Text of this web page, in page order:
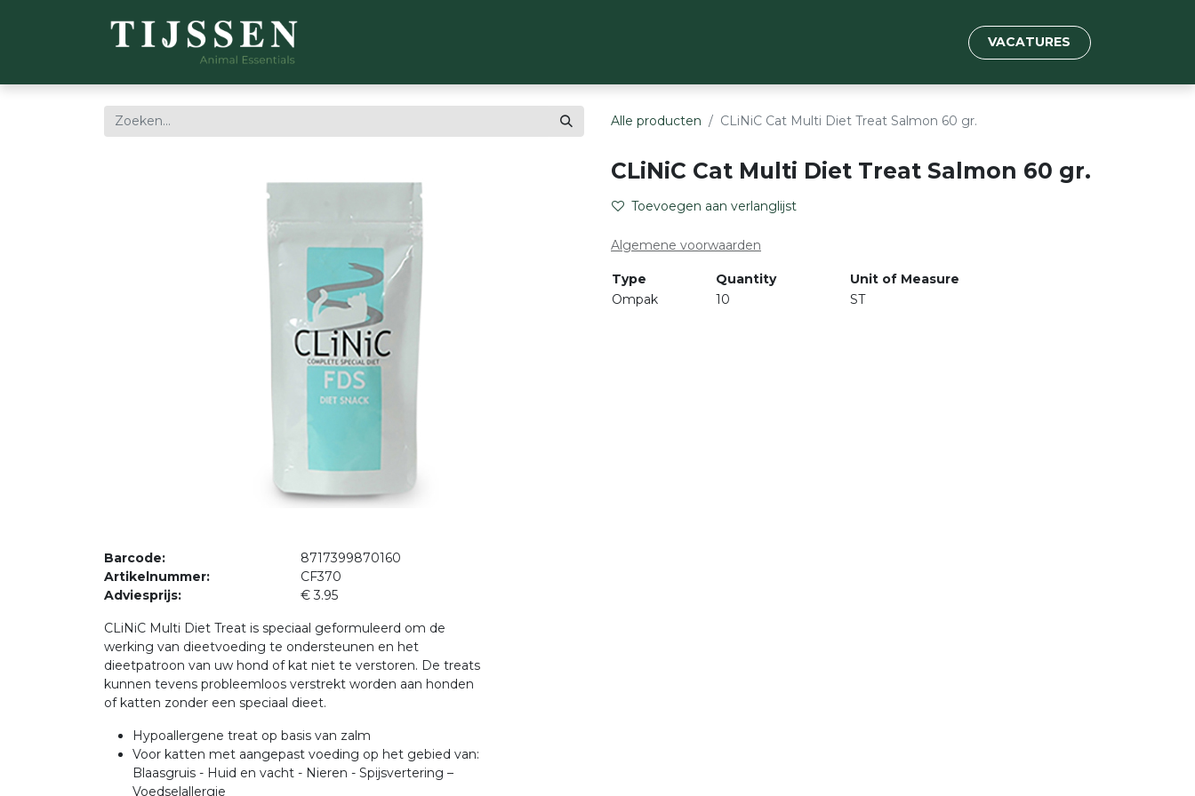
VACATURES
Alle producten CLiNiC Cat Multi Diet Treat Salmon 60 gr.
CLiNiC Cat Multi Diet Treat Salmon 60 gr.
Toevoegen aan verlanglijst
Algemene voorwaarden
Type Quantity
Unit of Measure
Ompak
10 ST
Barcode:
8717399870160
Artikelnummer:
CF370
Adviesprijs:
€ 3.95
CLiNiC Multi Diet Treat is speciaal geformuleerd om de
werking van dieetvoeding te ondersteunen en het
dieetpatroon van uw hond of kat niet te verstoren. De treats
kunnen tevens probleemloos verstrekt worden aan honden
of katten zonder een speciaal dieet.
Hypoallergene treat op basis van zalm
Voor katten met aangepast voeding op het gebied van:
Blaasgruis - Huid en vacht - Nieren - Spijsvertering –
Voedselallergie